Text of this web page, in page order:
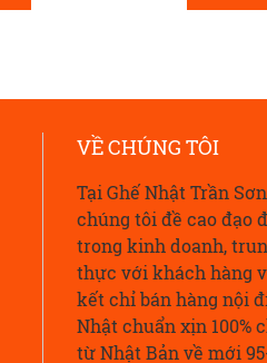
sống, đau
VỀ CHÚNG TÔI
Tại Ghế Nhật Trần
chúng tôi đề cao đạo
trong kinh doanh,
thực với khách hàng
kết chỉ bán hàng nội
Nhật chuẩn xịn 100%
từ Nhật Bản về mới